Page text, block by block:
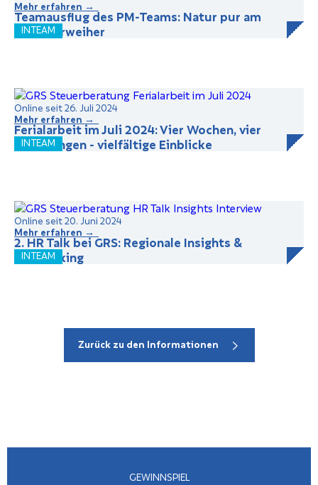
INTEAM
Teamausflug des PM-Teams: Natur pur am
Schiederweiher
Mehr erfahren →
INTEAM
Online seit 26. Juli 2024
Ferialarbeit im Juli 2024: Vier Wochen, vier
Abteilungen - vielfältige Einblicke
Mehr erfahren →
INTEAM
Online seit 20. Juni 2024
2. HR Talk bei GRS: Regionale Insights &
Networking
Mehr erfahren →
Zurück zu den Informationen
GEWINNSPIEL